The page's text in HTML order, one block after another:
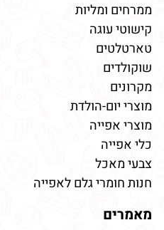
ממרחים ומליות
קישוטי עוגה
טארטלטים
שוקולדים
מקרונים
מוצרי יום-הולדת
מוצרי אפייה
כלי אפייה
צבעי מאכל
חנות חומרי גלם לאפייה
מאמרים